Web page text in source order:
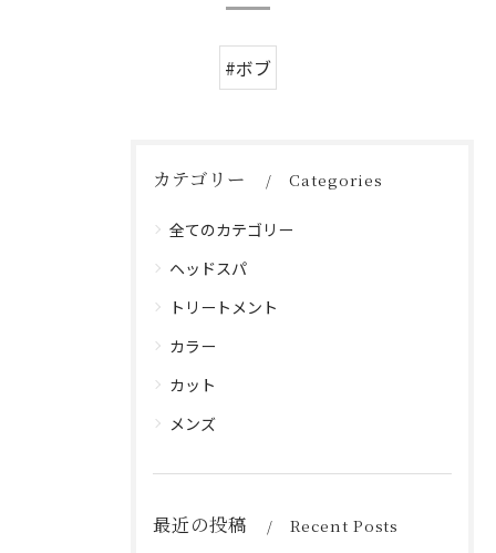
#ボブ
カテゴリー Categories
全てのカテゴリー
ヘッドスパ
トリートメント
カラー
カット
メンズ
最近の投稿 Recent Posts